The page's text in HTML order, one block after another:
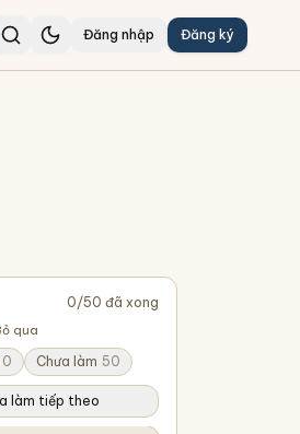
Đăng nhập Đăng ký
0/50 đã xong
qua
0 Chưa làm 50
làm tiếp theo